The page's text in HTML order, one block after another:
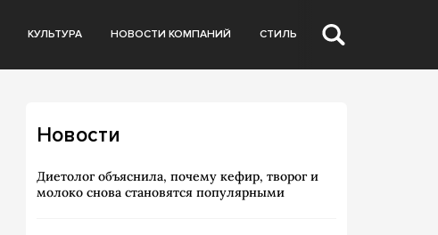
КУЛЬТУРА НОВОСТИ КОМПАНИЙ СТИЛЬ
Новости
Диетолог объяснила, почему кефир, творог и
молоко снова становятся популярными